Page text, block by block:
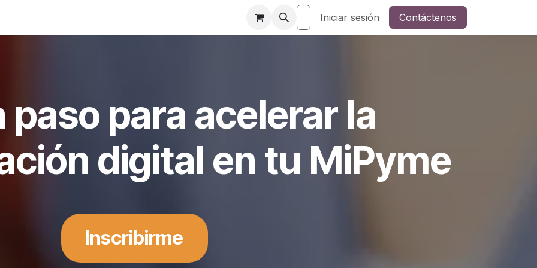
Iniciar sesión Contáctenos
paso para acelerar la
digital en tu MiPyme
Inscribirme